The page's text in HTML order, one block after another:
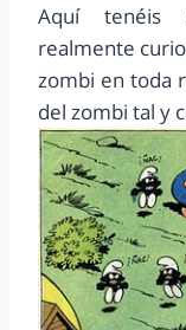
Aquí tenéis
realmente
zombi en toda
del zombi tal y